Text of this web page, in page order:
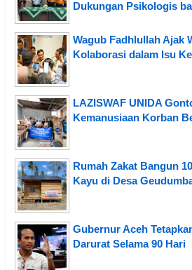
Dukungan Psikologis
Wagub Fadhlullah Ajak
Kolaborasi dalam Isu
LAZISWAF UNIDA
Kemanusiaan Korban
Rumah Zakat Bangun
Kayu di Desa
Gubernur Aceh
Darurat Selama 90 Hari